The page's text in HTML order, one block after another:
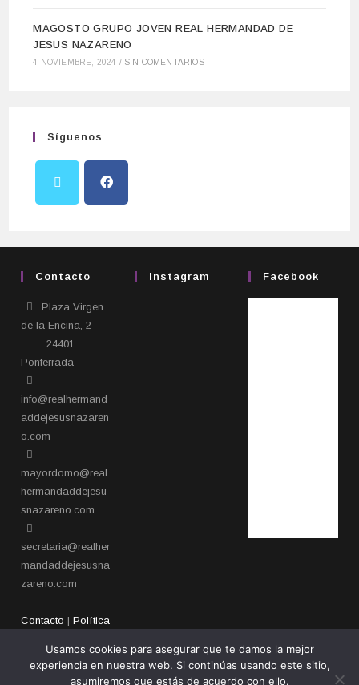
MAGOSTO GRUPO JOVEN REAL HERMANDAD DE
JESUS NAZARENO
4 NOVIEMBRE, 2024 / SIN COMENTARIOS
Síguenos
Contacto
Plaza Virgen
de la Encina, 2
24401
Ponferrada​
info@realhermand
addejesusnazaren
o.com
mayordomo@real
hermandaddejesu
snazareno.com
secretaria@realher
mandaddejesusna
zareno.com
Contacto |Política
Instagram Facebook
Usamos cookies para asegurar que te damos la mejor
experiencia en nuestra web. Si continúas usando este sitio,
asumiremos que estás de acuerdo con ello.